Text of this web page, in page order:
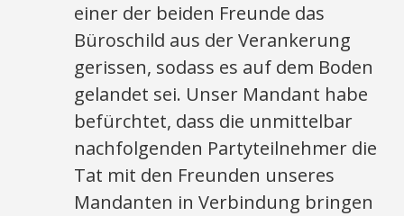
einer der beiden Freunde das
Büroschild aus der Verankerung
gerissen, sodass es auf dem Boden
gelandet sei. Unser Mandant habe
befürchtet, dass die unmittelbar
nachfolgenden Partyteilnehmer die
Tat mit den Freunden unseres
Mandanten in Verbindung bringen